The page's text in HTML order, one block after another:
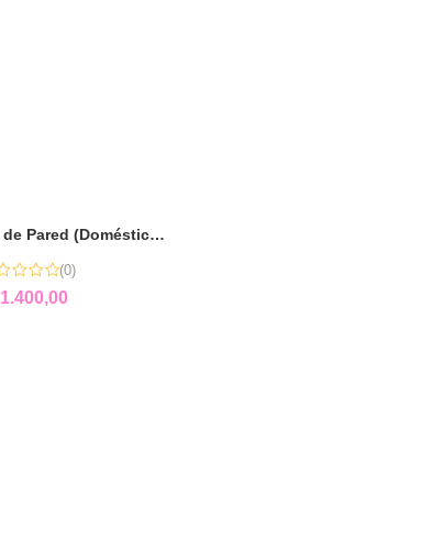
Reloj Didáctico de Pared (Doméstico) | Aprender la Hora
(0)
1.400,00